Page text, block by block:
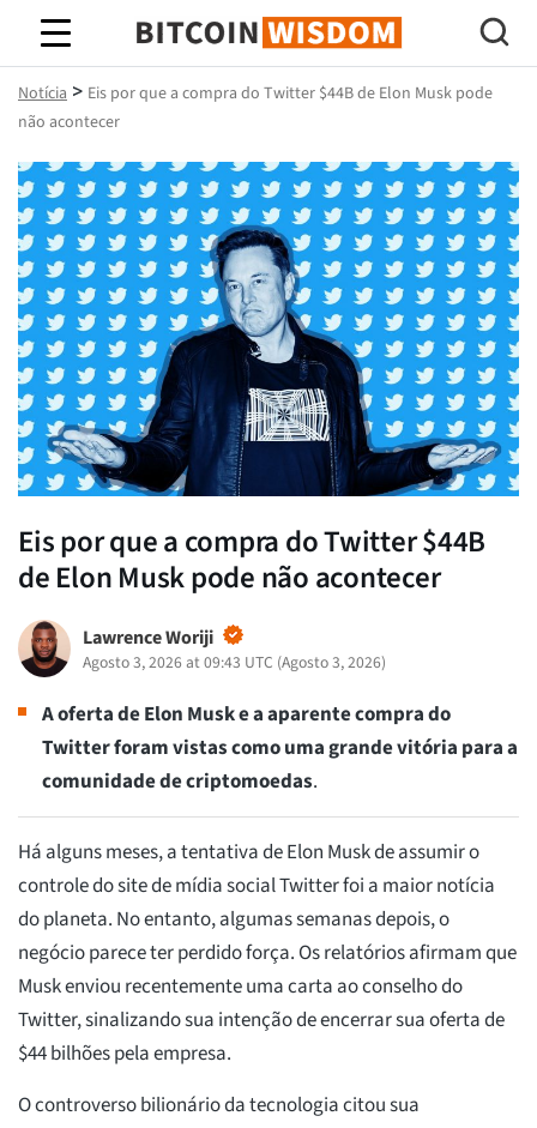
Sabedoria do Bitcoin
Notícia > Eis por que a compra do Twitter $44B de Elon Musk pode
não acontecer
Eis por que a compra do Twitter $44B
de Elon Musk pode não acontecer
Lawrence Woriji
Agosto 3, 2026 at 09:43 UTC (Agosto 3, 2026)
A oferta de Elon Musk e a aparente compra do
Twitter foram vistas como uma grande vitória para a
comunidade de criptomoedas.
Há alguns meses, a tentativa de Elon Musk de assumir o
controle do site de mídia social Twitter foi a maior notícia
do planeta. No entanto, algumas semanas depois, o
negócio parece ter perdido força. Os relatórios afirmam que
Musk enviou recentemente uma carta ao conselho do
Twitter, sinalizando sua intenção de encerrar sua oferta de
$44 bilhões pela empresa.
O controverso bilionário da tecnologia citou sua